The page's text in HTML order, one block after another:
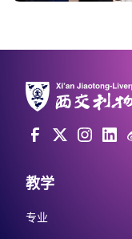
教学
专业